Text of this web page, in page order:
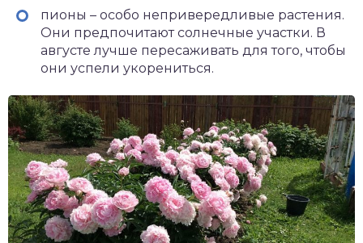
пионы – особо непривередливые растения.
Они предпочитают солнечные участки. В
августе лучше пересаживать для того, чтобы
они успели укорениться.